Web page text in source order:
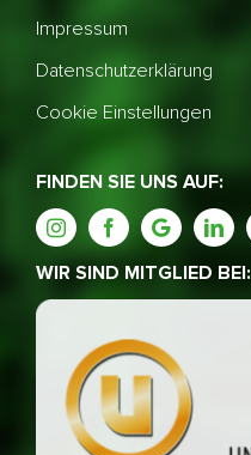
Impressum
Datenschutzerklärung
Cookie Einstellungen
FINDEN SIE UNS AUF:
WIR SIND MITGLIED BEI: